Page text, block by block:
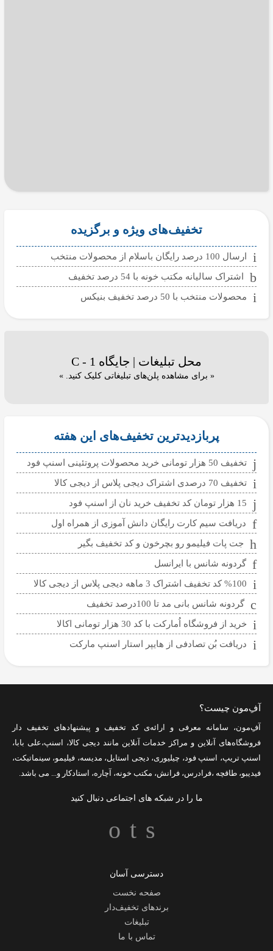
تخفیف‌های ویژه و برگزیده
ارسال 100 درصد رایگان باسلام از محصولات منتخب
اشتراک سالیانه مکتب خونه با 54 درصد تخفیف
محصولات منتخب با 50 درصد تخفیف بنیکس
محل تبلیغات | جایگاه C - 1
« برای مشاهده پلن‌های تبلیغاتی کلیک کنید. »
پربازدیدترین تخفیف‌های این هفته
تخفیف 50 هزار تومانی خرید محصولات پروتئینی اسنپ فود
تخفیف 70 درصدی اشتراک دیجی پلاس از دیجی کالا
15 هزار تومان کد تخفیف خرید نان از اسنپ فود
دریافت سیم کارت رایگان دانش آموزی از همراه اول
جت پات فیلیمو رو بچرخون و کد تخفیف بگیر
گردونه شانس با ایرانسل
%100 کد تخفیف اشتراک 3 ماهه دیجی پلاس از دیجی کالا
گردونه شانس بانی مد تا 100درصد تخفیف
خرید از فروشگاه اُمارکت با کد 30 هزار تومانی اکالا
دریافت بُن تصادفی از هایپر استار اسنپ مارکت
آفِ‌مون چیست؟
آفِ‌مون، سامانه معرفی و ارائه‌یکد تخفیف و پیشنهادهای تخفیف دار
فروشگاه‌های آنلاین و مراکز خدمات آنلاین مانند دیجی کالا، اسنپ،علی بابا،
اسنپ تریپ، اسنپ فود ، چیلیوری، دیجی استایل، مدیسه، فیلیمو، سینماتیکت،
فیدیبو، طاقچه ،فرادرس، فرانش، مکتب خونه، آچاره، استادکار و... می باشد.
ما را در شبکه های اجتماعی دنبال کنید
دسترسی آسان
صفحه نخست
برندهای تخفیف‌دار
تبلیغات
تماس با ما